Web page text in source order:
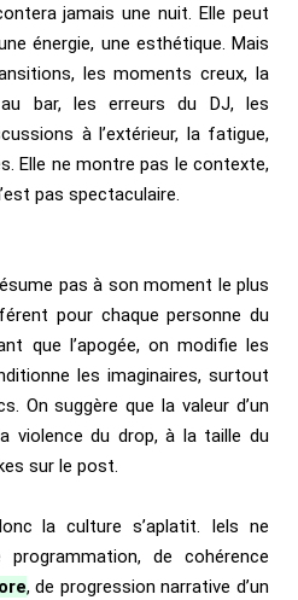
jamais une nuit. Elle peut
énergie, une esthétique. Mais
les moments creux, la
bar, les erreurs du DJ, les
à l’extérieur, la fatigue,
Elle ne montre pas le contexte,
pas spectaculaire.
pas à son moment le plus
pour chaque personne du
que l’apogée, on modifie les
les imaginaires, surtout
On suggère que la valeur d’un
violence du drop, à la taille du
sur le post.
la culture s’aplatit. Iels ne
de cohérence
, de progression narrative d’un